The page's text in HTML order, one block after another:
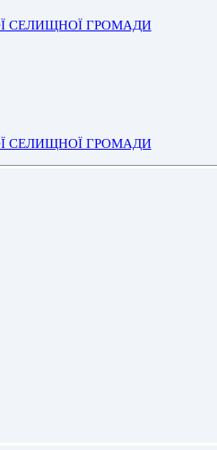
СЕЛИЩНОЇ ГРОМАДИ
СЕЛИЩНОЇ ГРОМАДИ